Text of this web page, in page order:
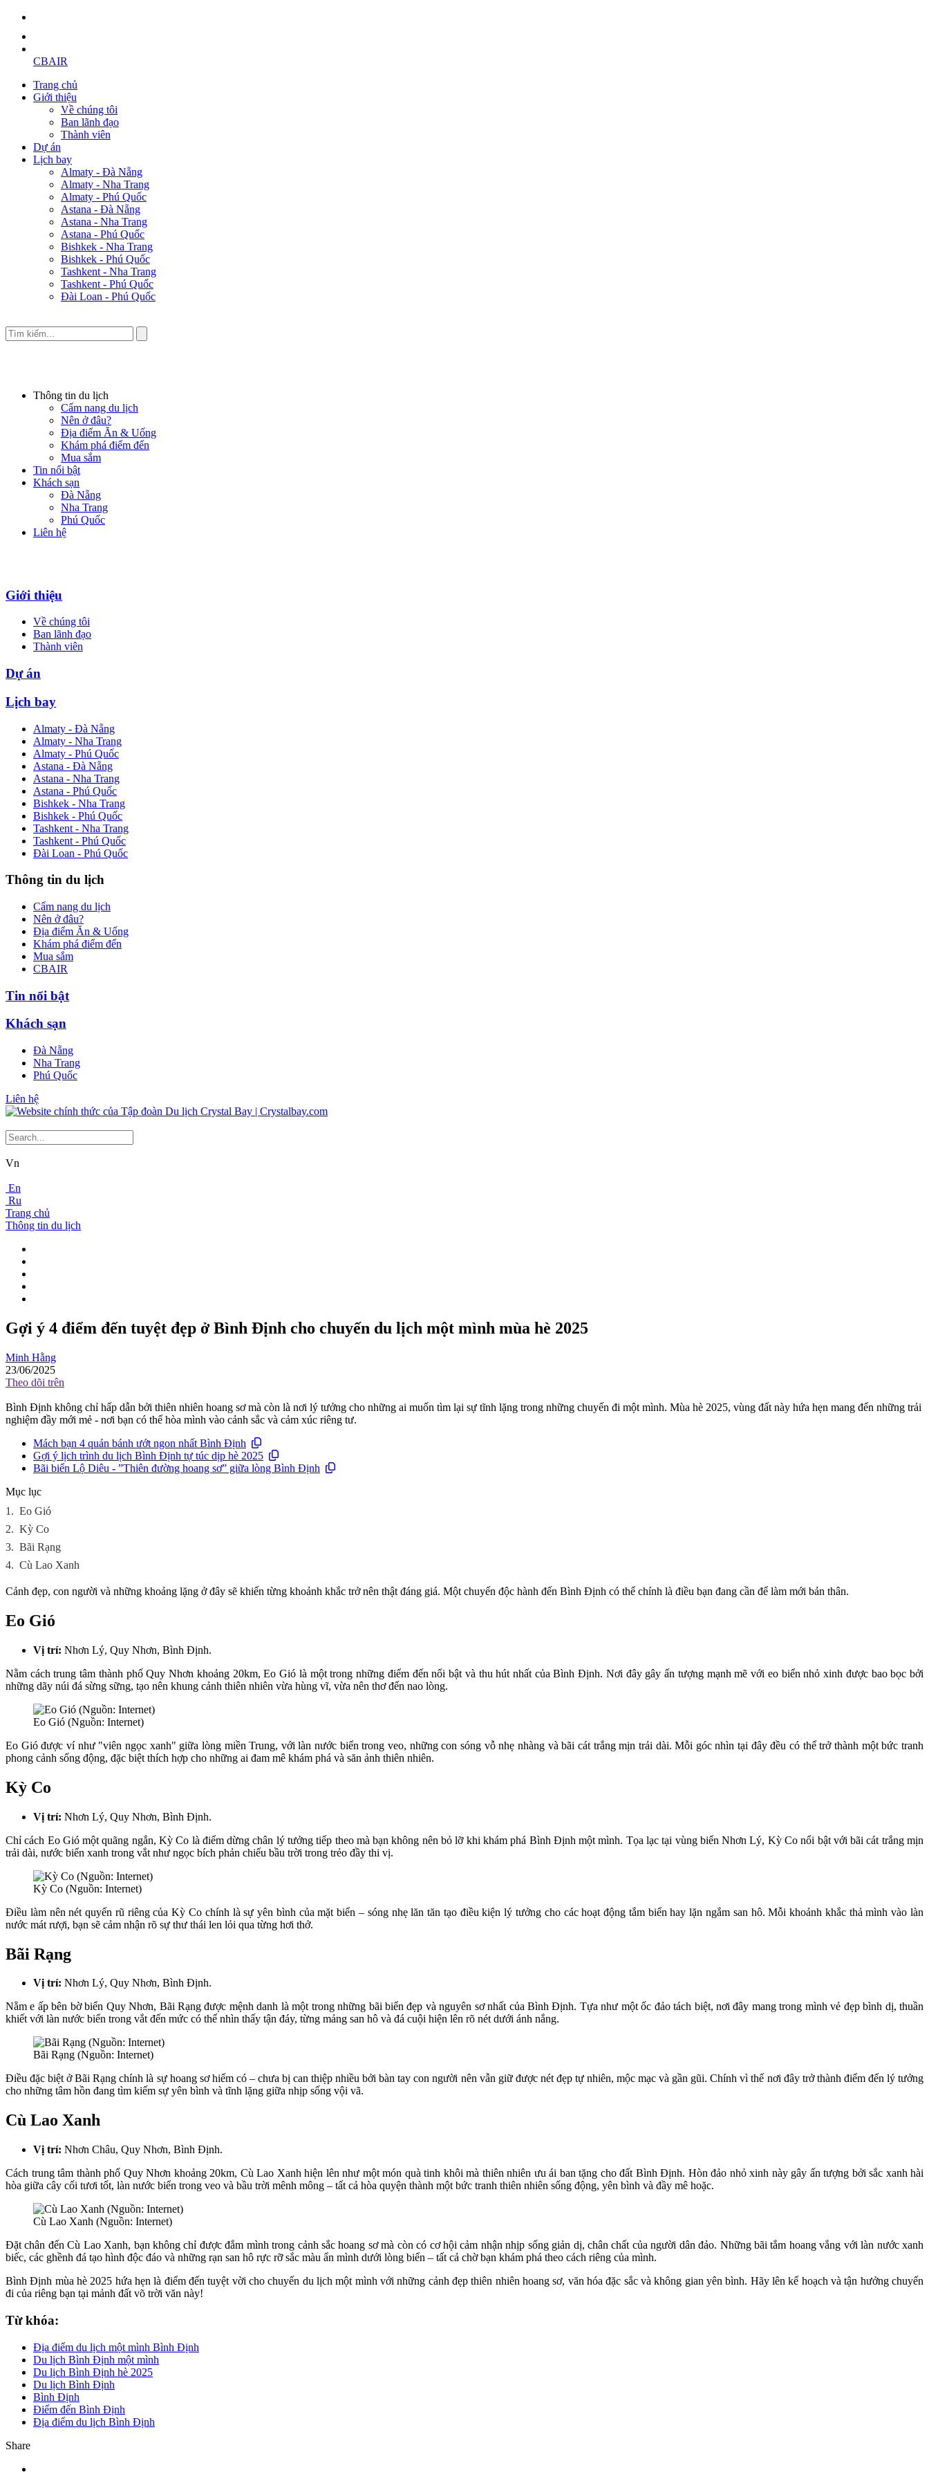
CBAIR
Trang chủ
Giới thiệu
Về chúng tôi
Ban lãnh đạo
Thành viên
Dự án
Lịch bay
Almaty - Đà Nẵng
Almaty - Nha Trang
Almaty - Phú Quốc
Astana - Đà Nẵng
Astana - Nha Trang
Astana - Phú Quốc
Bishkek - Nha Trang
Bishkek - Phú Quốc
Tashkent - Nha Trang
Tashkent - Phú Quốc
Đài Loan - Phú Quốc
Thông tin du lịch
Cẩm nang du lịch
Nên ở đâu?
Địa điểm Ăn & Uống
Khám phá điểm đến
Mua sắm
Tin nổi bật
Khách sạn
Đà Nẵng
Nha Trang
Phú Quốc
Liên hệ
Giới thiệu
Về chúng tôi
Ban lãnh đạo
Thành viên
Dự án
Lịch bay
Almaty - Đà Nẵng
Almaty - Nha Trang
Almaty - Phú Quốc
Astana - Đà Nẵng
Astana - Nha Trang
Astana - Phú Quốc
Bishkek - Nha Trang
Bishkek - Phú Quốc
Tashkent - Nha Trang
Tashkent - Phú Quốc
Đài Loan - Phú Quốc
Thông tin du lịch
Cẩm nang du lịch
Nên ở đâu?
Địa điểm Ăn & Uống
Khám phá điểm đến
Mua sắm
CBAIR
Tin nổi bật
Khách sạn
Đà Nẵng
Nha Trang
Phú Quốc
Liên hệ
Vn
En
Ru
Trang chủ
Thông tin du lịch
Gợi ý 4 điểm đến tuyệt đẹp ở Bình Định cho chuyến du lịch một mình mùa hè 2025
Minh Hằng
23/06/2025
Theo dõi trên
Bình Định không chỉ hấp dẫn bởi thiên nhiên hoang sơ mà còn là nơi lý tưởng cho những ai muốn tìm lại sự tĩnh lặng trong những chuyến đi một mình. Mùa hè 2025, vùng đất này hứa hẹn mang đến những trải
nghiệm đầy mới mẻ - nơi bạn có thể hòa mình vào cảnh sắc và cảm xúc riêng tư.
Mách bạn 4 quán bánh ướt ngon nhất Bình Định
Gợi ý lịch trình du lịch Bình Định tự túc dịp hè 2025
Bãi biển Lộ Diêu - ”Thiên đường hoang sơ” giữa lòng Bình Định
Mục lục
1. Eo Gió
2. Kỳ Co
3. Bãi Rạng
4. Cù Lao Xanh
Cảnh đẹp, con người và những khoảng lặng ở đây sẽ khiến từng khoảnh khắc trở nên thật đáng giá. Một chuyến độc hành đến Bình Định có thể chính là điều bạn đang cần để làm mới bản thân.
Eo Gió
Vị trí: Nhơn Lý, Quy Nhơn, Bình Định.
Nằm cách trung tâm thành phố Quy Nhơn khoảng 20km, Eo Gió là một trong những điểm đến nổi bật và thu hút nhất của Bình Định. Nơi đây gây ấn tượng mạnh mẽ với eo biển nhỏ xinh được bao bọc bởi
những dãy núi đá sừng sững, tạo nên khung cảnh thiên nhiên vừa hùng vĩ, vừa nên thơ đến nao lòng.
Eo Gió (Nguồn: Internet)
Eo Gió được ví như "viên ngọc xanh" giữa lòng miền Trung, với làn nước biển trong veo, những con sóng vỗ nhẹ nhàng và bãi cát trắng mịn trải dài. Mỗi góc nhìn tại đây đều có thể trở thành một bức tranh
phong cảnh sống động, đặc biệt thích hợp cho những ai đam mê khám phá và săn ảnh thiên nhiên.
Kỳ Co
Vị trí: Nhơn Lý, Quy Nhơn, Bình Định.
Chỉ cách Eo Gió một quãng ngắn, Kỳ Co là điểm dừng chân lý tưởng tiếp theo mà bạn không nên bỏ lỡ khi khám phá Bình Định một mình. Tọa lạc tại vùng biển Nhơn Lý, Kỳ Co nổi bật với bãi cát trắng mịn
trải dài, nước biển xanh trong vắt như ngọc bích phản chiếu bầu trời trong trẻo đầy thi vị.
Kỳ Co (Nguồn: Internet)
Điều làm nên nét quyến rũ riêng của Kỳ Co chính là sự yên bình của mặt biển – sóng nhẹ lăn tăn tạo điều kiện lý tưởng cho các hoạt động tắm biển hay lặn ngắm san hô. Mỗi khoảnh khắc thả mình vào làn
nước mát rượi, bạn sẽ cảm nhận rõ sự thư thái len lỏi qua từng hơi thở.
Bãi Rạng
Vị trí: Nhơn Lý, Quy Nhơn, Bình Định.
Nằm e ấp bên bờ biển Quy Nhơn, Bãi Rạng được mệnh danh là một trong những bãi biển đẹp và nguyên sơ nhất của Bình Định. Tựa như một ốc đảo tách biệt, nơi đây mang trong mình vẻ đẹp bình dị, thuần
khiết với làn nước biển trong vắt đến mức có thể nhìn thấy tận đáy, từng mảng san hô và đá cuội hiện lên rõ nét dưới ánh nắng.
Bãi Rạng (Nguồn: Internet)
Điều đặc biệt ở Bãi Rạng chính là sự hoang sơ hiếm có – chưa bị can thiệp nhiều bởi bàn tay con người nên vẫn giữ được nét đẹp tự nhiên, mộc mạc và gần gũi. Chính vì thế nơi đây trở thành điểm đến lý tưởng
cho những tâm hồn đang tìm kiếm sự yên bình và tĩnh lặng giữa nhịp sống vội vã.
Cù Lao Xanh
Vị trí: Nhơn Châu, Quy Nhơn, Bình Định.
Cách trung tâm thành phố Quy Nhơn khoảng 20km, Cù Lao Xanh hiện lên như một món quà tinh khôi mà thiên nhiên ưu ái ban tặng cho đất Bình Định. Hòn đảo nhỏ xinh này gây ấn tượng bởi sắc xanh hài
hòa giữa cây cối tươi tốt, làn nước biển trong veo và bầu trời mênh mông – tất cả hòa quyện thành một bức tranh thiên nhiên sống động, yên bình và đầy mê hoặc.
Cù Lao Xanh (Nguồn: Internet)
Đặt chân đến Cù Lao Xanh, bạn không chỉ được đắm mình trong cảnh sắc hoang sơ mà còn có cơ hội cảm nhận nhịp sống giản dị, chân chất của người dân đảo. Những bãi tắm hoang vắng với làn nước xanh
biếc, các ghềnh đá tạo hình độc đáo và những rạn san hô rực rỡ sắc màu ẩn mình dưới lòng biển – tất cả chờ bạn khám phá theo cách riêng của mình.
Bình Định mùa hè 2025 hứa hẹn là điểm đến tuyệt vời cho chuyến du lịch một mình với những cảnh đẹp thiên nhiên hoang sơ, văn hóa đặc sắc và không gian yên bình. Hãy lên kế hoạch và tận hưởng chuyến
đi của riêng bạn tại mảnh đất võ trời văn này!
Từ khóa:
Địa điểm du lịch một mình Bình Định
Du lịch Bình Định một mình
Du lịch Bình Định hè 2025
Du lịch Bình Định
Bình Định
Điểm đến Bình Định
Địa điểm du lịch Bình Định
Share